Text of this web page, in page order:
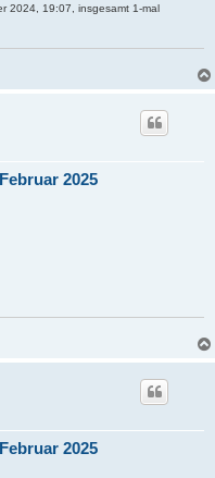
2024, 19:07, insgesamt 1-mal
2025
2025